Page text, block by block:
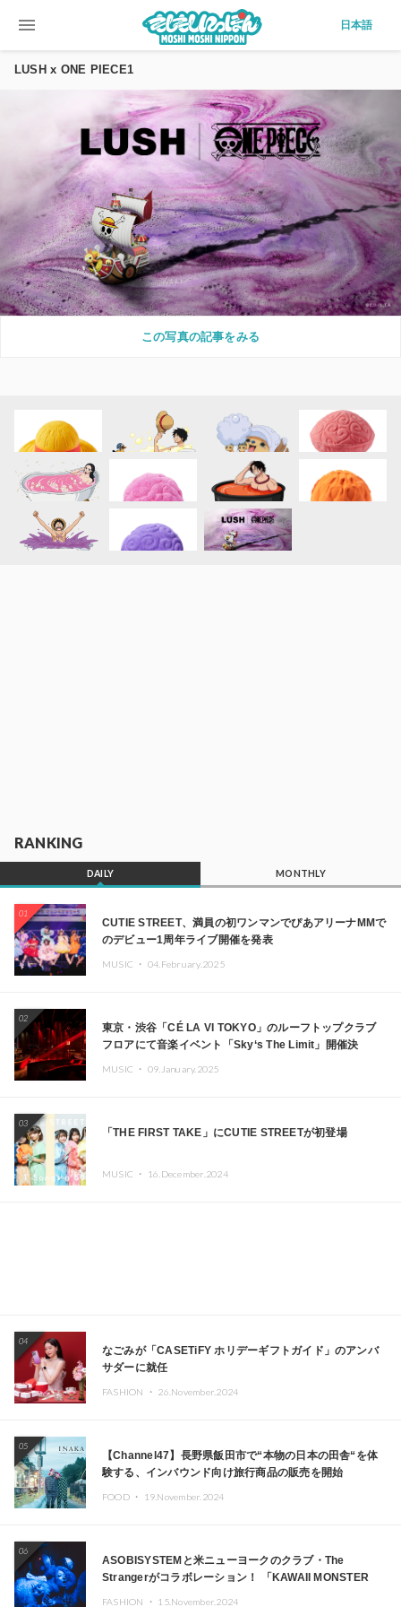
menu 日本語
LUSH x ONE PIECE1
この写真の記事をみる
RANKING
DAILY MONTHLY
01
CUTIE STREET、満員の初ワンマンでぴあアリーナMMで
のデビュー1周年ライブ開催を発表
MUSIC ・ 04.February.2025
02
東京・渋谷「CÉ LA VI TOKYO」のルーフトップクラブ
フロアにて音楽イベント「Sky‘s The Limit」開催決
MUSIC ・ 09.January.2025
03
「THE FIRST TAKE」にCUTIE STREETが初登場
MUSIC ・ 16.December.2024
04
なごみが「CASETiFY ホリデーギフトガイド」のアンバ
サダーに就任
FASHION ・ 26.November.2024
05
【Channel47】長野県飯田市で“本物の日本の田舎“を体
験する、インバウンド向け旅行商品の販売を開始
FOOD ・ 19.November.2024
06
ASOBISYSTEMと米ニューヨークのクラブ・The
Strangerがコラボレーション！ 「KAWAII MONSTER
FASHION ・ 15.November.2024